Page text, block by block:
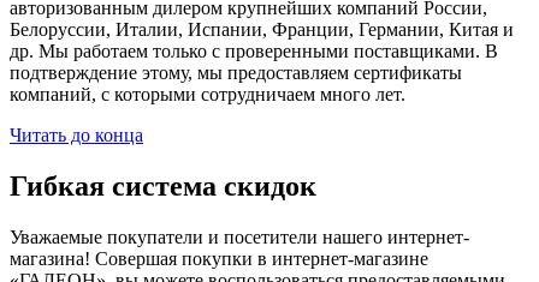
авторизованным дилером крупнейших компаний России,
Белоруссии, Италии, Испании, Франции, Германии, Китая и
др. Мы работаем только с проверенными поставщиками. В
подтверждение этому, мы предоставляем сертификаты
компаний, с которыми сотрудничаем много лет.
Читать до конца
Гибкая система скидок
Уважаемые покупатели и посетители нашего интернет-
магазина! Совершая покупки в интернет-магазине